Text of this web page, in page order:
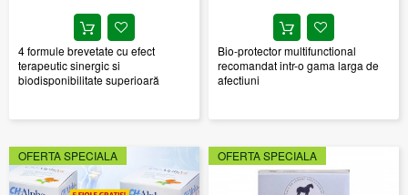
4 formule brevetate cu efect
terapeutic sinergic si
biodisponibilitate superioară
Bio-protector multifunctional
recomandat intr-o gama larga de
afectiuni
OFERTA SPECIALA OFERTA SPECIALA